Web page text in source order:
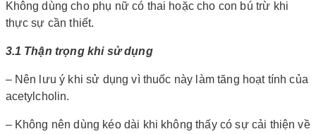
Không dùng cho phụ nữ có thai hoặc cho con bú trừ khi
thực sự cần thiết.
3.1 Thận trọng khi sử dụng
– Nên lưu ý khi sử dụng vì thuốc này làm tăng hoạt tính của
acetylcholin.
– Không nên dùng kéo dài khi không thấy có sự cải thiện về